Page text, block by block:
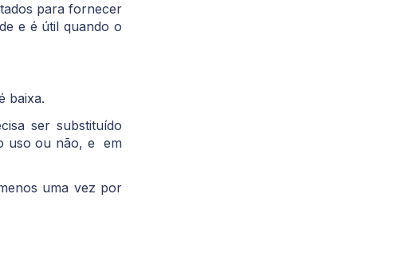
para fornecer
e é útil quando o
baixa.
ser substituído
uso ou não, e em
uma vez por